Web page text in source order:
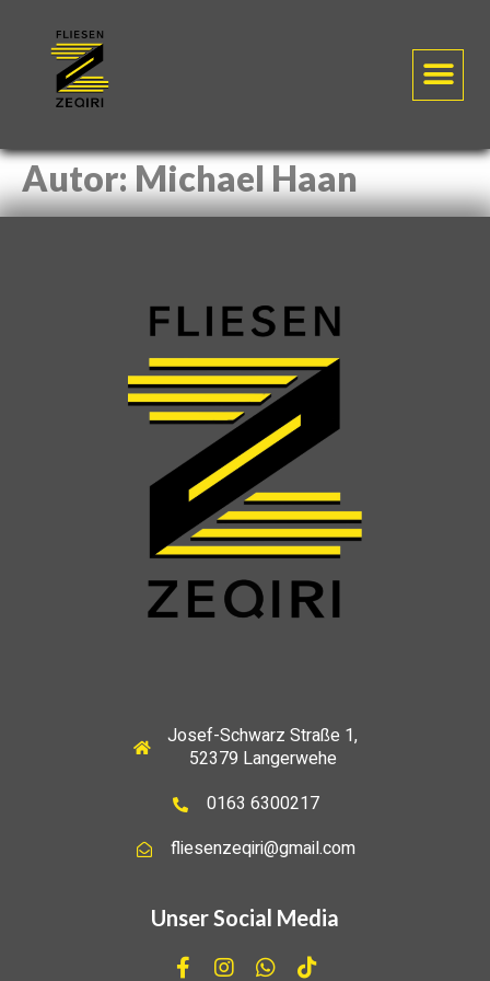
Autor: Michael Haan
Josef-Schwarz Straße 1,
52379 Langerwehe
0163 6300217
fliesenzeqiri@gmail.com
Unser Social Media